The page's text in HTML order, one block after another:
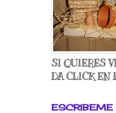
SI QUIERES
DA CLICK EN
ESCRIBEME